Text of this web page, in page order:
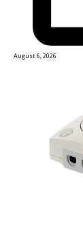
August 6, 2026